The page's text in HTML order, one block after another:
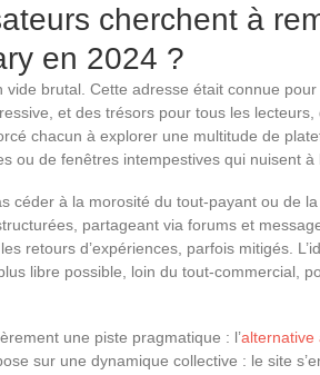
cherchent à
en 2024 ?
vide brutal. Cette adresse était connue pour
et des trésors pour tous les lecteurs,
chacun à explorer une multitude de
ou de fenêtres intempestives qui nuisent à
céder à la morosité du tout-payant ou de
partageant via forums et
retours d’expériences, parfois mitigés.
libre possible, loin du tout-commercial,
une piste pragmatique : l’alternative
sur une dynamique collective : le site